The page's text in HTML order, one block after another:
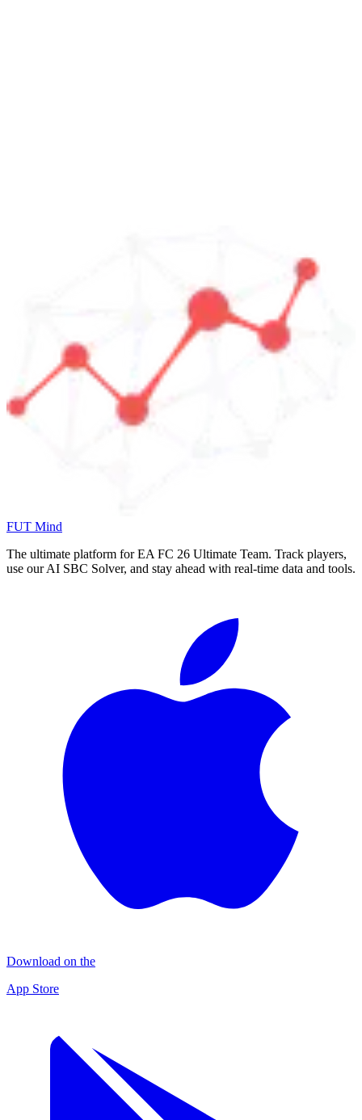
FUT Mind
The ultimate platform for EA FC 26 Ultimate Team. Track players,
use our AI SBC Solver, and stay ahead with real-time data and tools.
Download on the
App Store